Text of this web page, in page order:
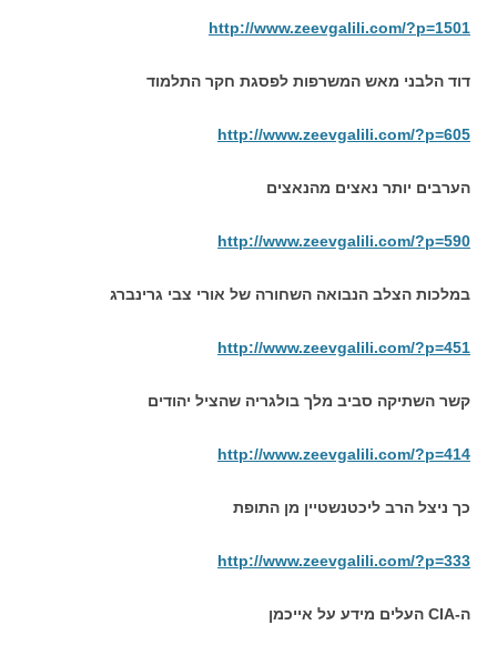
http://www.zeevgalili.com/?p=1501
דוד הלבני מאש המשרפות לפסגת חקר התלמוד
http://www.zeevgalili.com/?p=605
הערבים יותר נאצים מהנאצים
http://www.zeevgalili.com/?p=590
במלכות הצלב הנבואה השחורה של אורי צבי גרינברג
http://www.zeevgalili.com/?p=451
קשר השתיקה סביב מלך בולגריה שהציל יהודים
http://www.zeevgalili.com/?p=414
כך ניצל הרב ליכטנשטיין מן התופת
http://www.zeevgalili.com/?p=333
ה-CIA העלים מידע על אייכמן